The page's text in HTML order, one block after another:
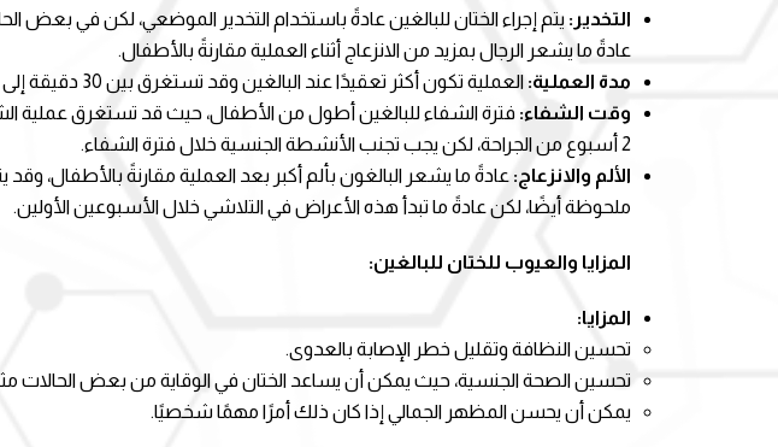
التخدير: يتم إجراء الختان للبالغين عادةً باستخدام التخدير الموضعي، لكن في بعض
عادةً ما يشعر الرجال بمزيد من الانزعاج أثناء العملية مقارنةً بالأطفال.
مدة العملية: العملية تكون أكثر تعقيدًا عند البالغين وقد تستغرق بين 30 دقيقة إلى ساعة، حسب التقنية المستخدمة وتشريح المريض.
وقت الشفاء:
2 أسبوع من الجراحة، لكن يجب تجنب الأنشطة الجنسية خلال فترة الشفاء.
الألم والانزعاج: عادةً ما يشعر البالغون بألم أكبر بعد العملية مقارنةً بالأطفال،
ملحوظة أيضًا، لكن عادةً ما تبدأ هذه الأعراض في التلاشي خلال الأسبوعين الأولين.
المزايا والعيوب للختان للبالغين:
المزايا:
تحسين النظافة وتقليل خطر الإصابة بالعدوى.
تحسين الصحة الجنسية، حيث يمكن أن يساعد الختان في الوقاية من بعض الحالات مثل
يمكن أن يحسن المظهر الجمالي إذا كان ذلك أمرًا مهمًا شخصيًا.